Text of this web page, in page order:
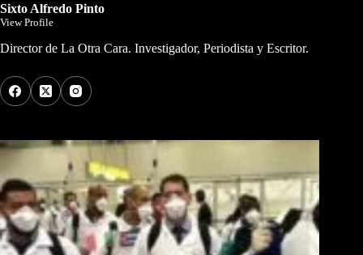
Sixto Alfredo Pinto
View Profile
Director de La Otra Cara. Investigador, Periodista y Escritor.